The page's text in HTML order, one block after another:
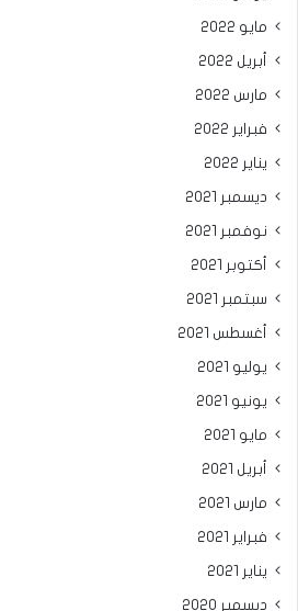
مايو 2022
أبريل 2022
مارس 2022
فبراير 2022
يناير 2022
ديسمبر 2021
نوفمبر 2021
أكتوبر 2021
سبتمبر 2021
أغسطس 2021
يوليو 2021
يونيو 2021
مايو 2021
أبريل 2021
مارس 2021
فبراير 2021
يناير 2021
ديسمبر 2020